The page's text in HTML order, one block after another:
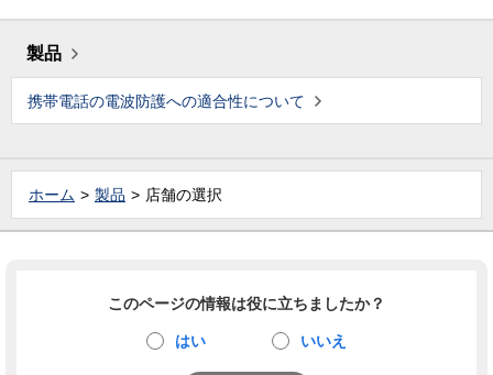
製品
携帯電話の電波防護への適合性について
ホーム 製品 店舗の選択
このページの情報は役に立ちましたか？
はい いいえ